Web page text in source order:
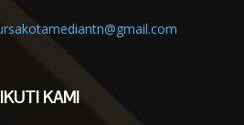
IKUTI KAMI